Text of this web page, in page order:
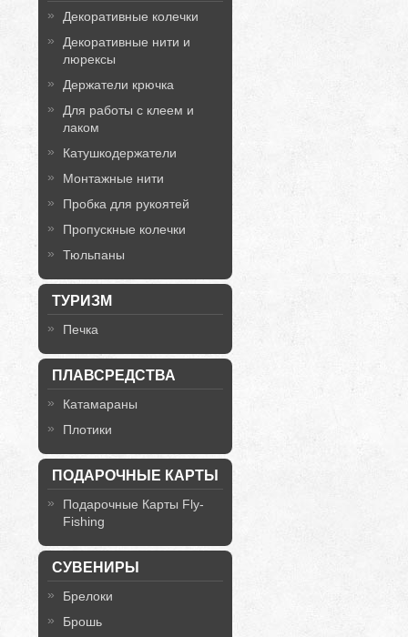
Декоративные колечки
Декоративные нити и
люрексы
Держатели крючка
Для работы с клеем и
лаком
Катушкодержатели
Монтажные нити
Пробка для рукоятей
Пропускные колечки
Тюльпаны
ТУРИЗМ
Печка
ПЛАВСРЕДСТВА
Катамараны
Плотики
ПОДАРОЧНЫЕ КАРТЫ
Подарочные Карты Fly-
Fishing
СУВЕНИРЫ
Брелоки
Брошь